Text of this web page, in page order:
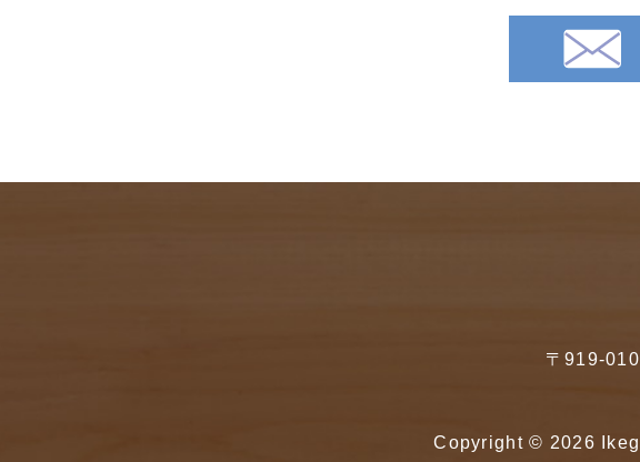
〒919-
Copyright © 2026